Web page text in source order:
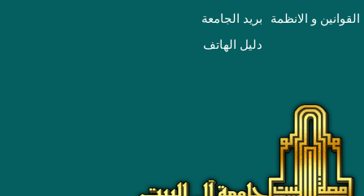
القوانين و الانظمة
بريد الجامعة
دليل الهاتف